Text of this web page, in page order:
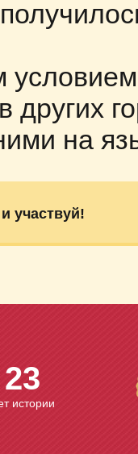
других
на
участвуй!
23
истории